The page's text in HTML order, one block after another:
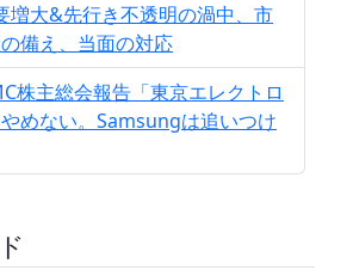
増大&先行き不透明の渦中、市
備え、当面の対応
株主総会報告「東京エレクトロ
めない。Samsungは追いつけ